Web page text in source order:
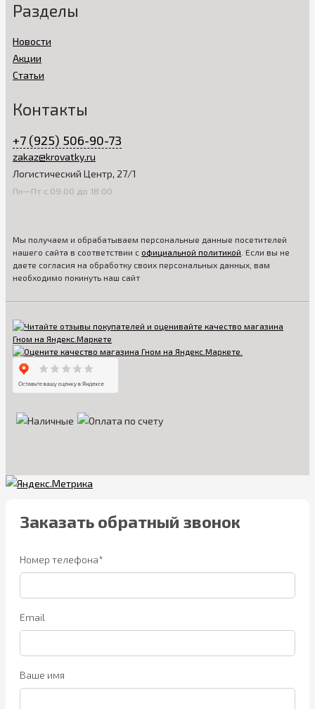
Разделы
Новости
Акции
Статьи
Контакты
+7 (925) 506-90-73
zakaz@krovatky.ru
Логистический Центр, 27/1
Пн—Пт с 09:00 до 18:00
Мы получаем и обрабатываем персональные данные посетителей
нашего сайта в соответствии с официальной политикой . Если вы не
даете согласия на обработку своих персональных данных, вам
необходимо покинуть наш сайт
Заказать обратный звонок
Номер телефона*
Email
Ваше имя